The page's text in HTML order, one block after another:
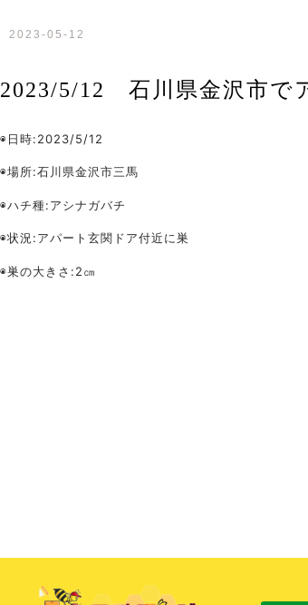
2023-05-12
2023/5/12 石川県金沢市で
◉日時:2023/5/12
◉場所:石川県金沢市三馬
◉ハチ種:アシナガバチ
◉状況:アパート玄関ドア付近に巣
◉巣の大きさ:2㎝